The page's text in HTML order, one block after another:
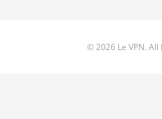
© 2026 Le VPN. All